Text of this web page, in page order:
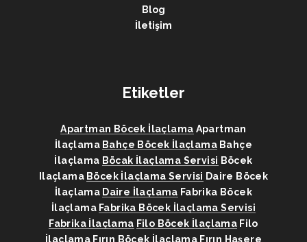
Blog
İletişim
Etiketler
Apartman Böcek İlaçlama Apartman
İlaçlama Bahçe Böcek İlaçlama Bahçe
İlaçlama Böcak İlaçlama Servisi Böcek
Ilaçlama Böcek İlaçlama Servisi Daire Böcek
İlaçlama Daire İlaçlama Fabrika Böcek
İlaçlama Fabrika Böcek İlaçlama Servisi
Fabrika İlaçlama Filo Böcek İlaçlama Filo
İlaçlama Fırın Böcek İlaçlama Fırın Haşere